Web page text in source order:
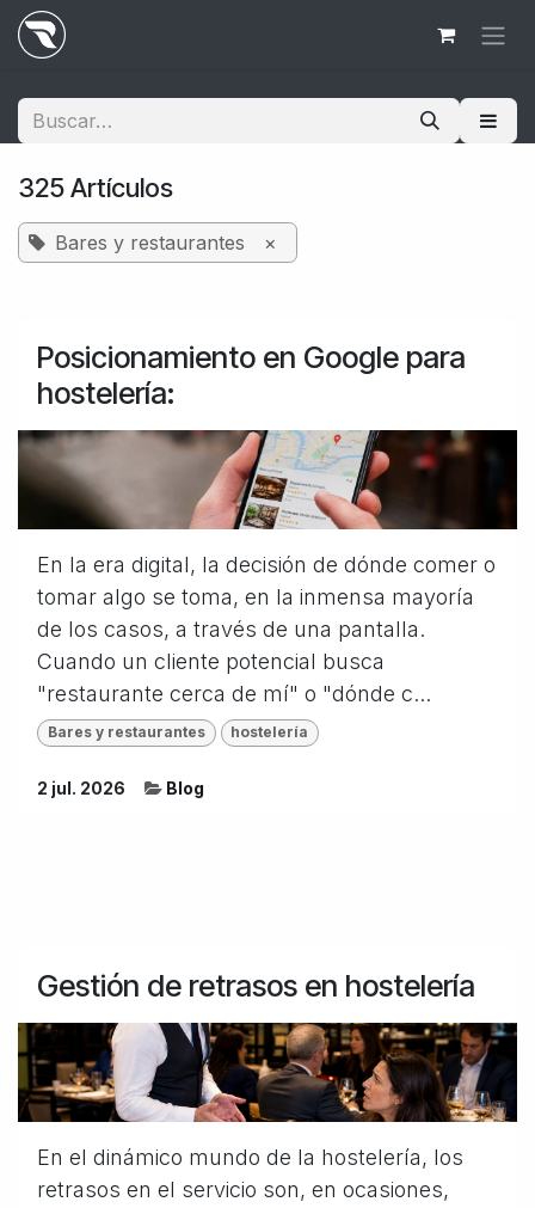
Ir al contenido
325 Artículos
Bares y restaurantes ×
Posicionamiento en Google para
hostelería:
En la era digital, la decisión de dónde comer o
tomar algo se toma, en la inmensa mayoría
de los casos, a través de una pantalla.
Cuando un cliente potencial busca
"restaurante cerca de mí" o "dónde c...
Bares y restaurantes hostelería
2 jul. 2026 Blog
Gestión de retrasos en hostelería
En el dinámico mundo de la hostelería, los
retrasos en el servicio son, en ocasiones,